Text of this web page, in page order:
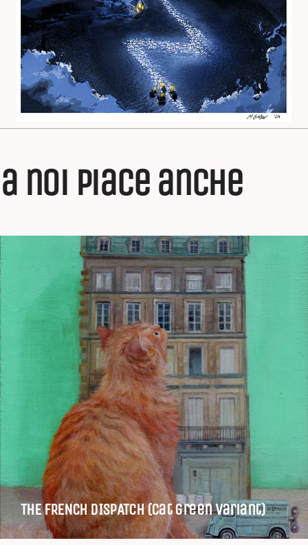
a noi piace anche
THE FRENCH DISPATCH (cat green variant)